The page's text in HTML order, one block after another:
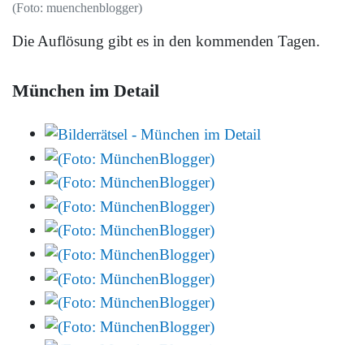
(Foto: muenchenblogger)
Die Auflösung gibt es in den kommenden Tagen.
München im Detail